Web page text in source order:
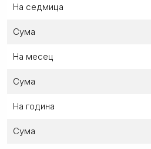
На седмица
Сума
На месец
Сума
На година
Сума